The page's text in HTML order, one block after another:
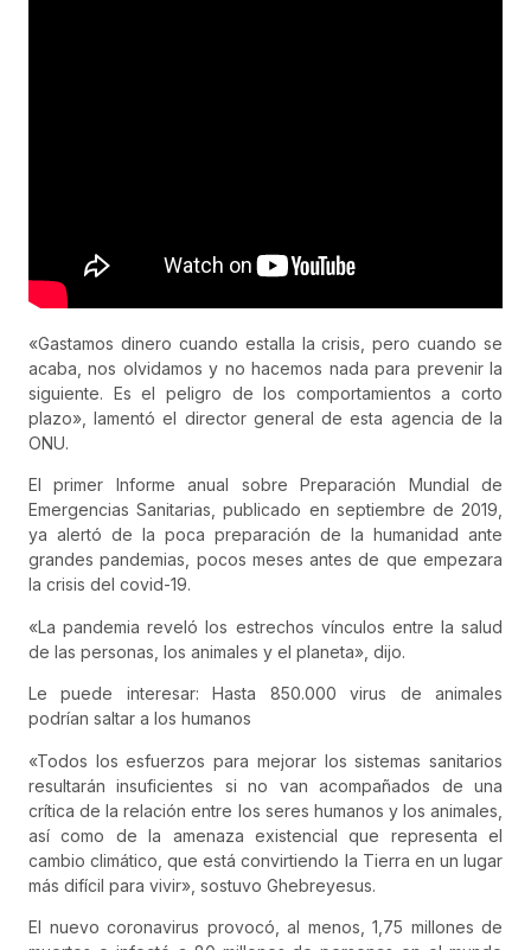
«Gastamos dinero cuando estalla la crisis, pero cuando se
acaba, nos olvidamos y no hacemos nada para prevenir la
siguiente. Es el peligro de los comportamientos a corto
plazo», lamentó el director general de esta agencia de la
ONU.
El primer Informe anual sobre Preparación Mundial de
Emergencias Sanitarias, publicado en septiembre de 2019,
ya alertó de la poca preparación de la humanidad ante
grandes pandemias, pocos meses antes de que empezara
la crisis del covid-19.
«La pandemia reveló los estrechos vínculos entre la salud
de las personas, los animales y el planeta», dijo.
Le puede interesar: Hasta 850.000 virus de animales
podrían saltar a los humanos
«Todos los esfuerzos para mejorar los sistemas sanitarios
resultarán insuficientes si no van acompañados de una
crítica de la relación entre los seres humanos y los animales,
así como de la amenaza existencial que representa el
cambio climático, que está convirtiendo la Tierra en un lugar
más difícil para vivir», sostuvo Ghebreyesus.
El nuevo coronavirus provocó, al menos, 1,75 millones de